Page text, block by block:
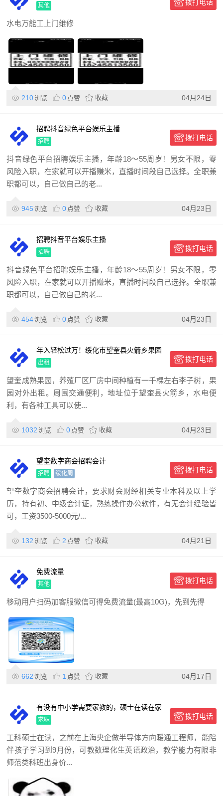
卫
其他 拨打电话
水电万能工上门维修
210浏览 0 点赞 收藏 04月24日
招聘抖音绿色平台娱乐主播
招聘 拨打电话
抖音绿色平台招聘娱乐主播，年龄18～55周岁！男女不限，零
风险入职，在家就可以开播赚米，直播时间段自己选择。全职兼
职都可以，自己做自己的老...
945 浏览 0 点赞 收藏 04月23日
招聘抖音平台娱乐主播
招聘 拨打电话
抖音绿色平台招聘娱乐主播，年龄18～55周岁！男女不限，零
风险入职，在家就可以开播赚米，直播时间段自己选择。全职兼
职都可以，自己做自己的老...
454浏览 0 点赞 收藏 04月23日
年入轻松过万！绥化市望奎县火箭乡果园
出租
出租 拨打电话
望奎成熟果园，养殖厂区厂房中间种植有一千棵左右李子树，果
园对外出租。周围交通便利，地址位于望奎县火箭乡，水电便
利，有各种工具可以使...
1032 浏览 0 点赞 收藏 04月23日
望奎数字商会招聘会计
招聘 绥化周 拨打电话
望奎数字商会招聘会计，要求财会财经相关专业本科及以上学
历，持有初、中级会计证，熟练操作办公软件，有无会计经验皆
可，工资3500-5000元/...
132 浏览 2 点赞 收藏 04月21日
免费流量
其他 拨打电话
移动用户扫码加客服微信可得免费流量(最高10G)，先到先得
662 浏览 1 点赞 收藏 04月17日
有没有中小学需要家教的，硕士在读在家
呆着无聊，想赚个零花钱
求职 拨打电话
工科硕士在读，之前在上海央企做半导体方向暖通工程师，能陪
伴孩子学习到9月份，可教数理化生英语政治，教学能力有限非
师范类科班出身价...